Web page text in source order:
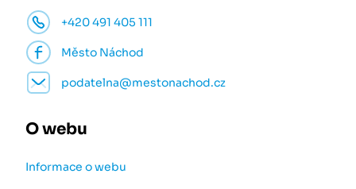
+420 491 405 111
Město Náchod
podatelna@mestonachod.cz
O webu
Informace o webu